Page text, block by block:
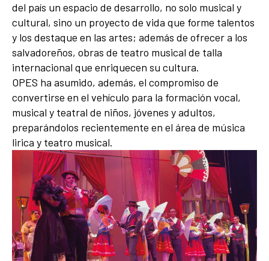
del país un espacio de desarrollo, no solo musical y
cultural, sino un proyecto de vida que forme talentos
y los destaque en las artes; además de ofrecer a los
salvadoreños, obras de teatro musical de talla
internacional que enriquecen su cultura.
OPES ha asumido, además, el compromiso de
convertirse en el vehículo para la formación vocal,
musical y teatral de niños, jóvenes y adultos,
preparándolos recientemente en el área de música
lirica y teatro musical.